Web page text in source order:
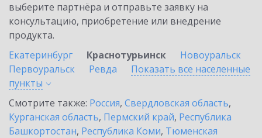
выберите партнёра и отправьте заявку на
консультацию, приобретение или внедрение
продукта.
Екатеринбург
Краснотурьинск
Новоуральск
Первоуральск
Ревда
Показать все населенные
пункты
Смотрите также: Россия, Свердловская область,
Курганская область, Пермский край, Республика
Башкортостан, Республика Коми, Тюменская